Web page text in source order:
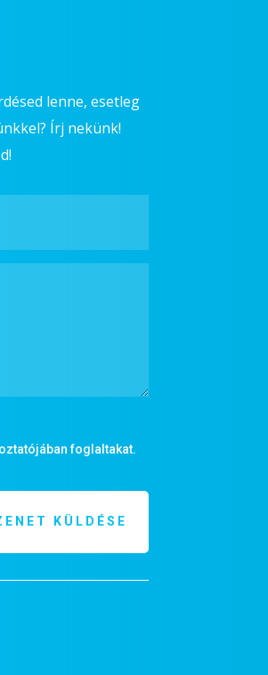
lenne, esetleg
Írj nekünk!
foglaltakat.
KÜLDÉSE